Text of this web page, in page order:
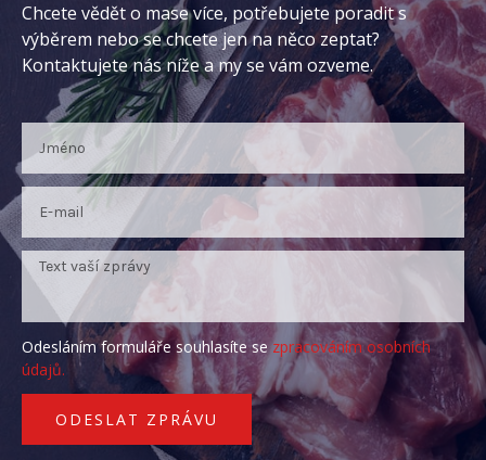
Chcete vědět o mase více, potřebujete poradit s
výběrem nebo se chcete jen na něco zeptat?
Kontaktujete nás níže a my se vám ozveme.
Odesláním formuláře souhlasíte sezpracováním osobních
údajů.
ODESLAT ZPRÁVU